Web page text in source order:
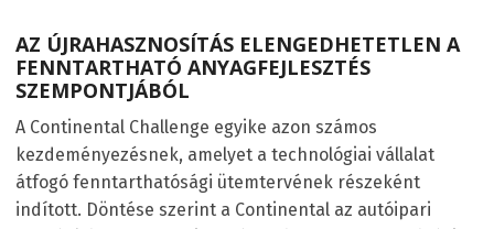
AZ ÚJRAHASZNOSÍTÁS ELENGEDHETETLEN A
FENNTARTHATÓ ANYAGFEJLESZTÉS
SZEMPONTJÁBÓL
A Continental Challenge egyike azon számos
kezdeményezésnek, amelyet a technológiai vállalat
átfogó fenntarthatósági ütemtervének részeként
indított. Döntése szerint a Continental az autóipari